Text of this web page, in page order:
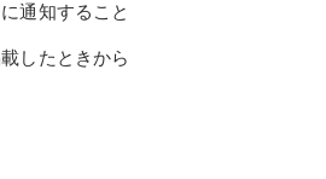
通知すること
したときから